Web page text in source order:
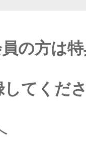
の方は
てくだ